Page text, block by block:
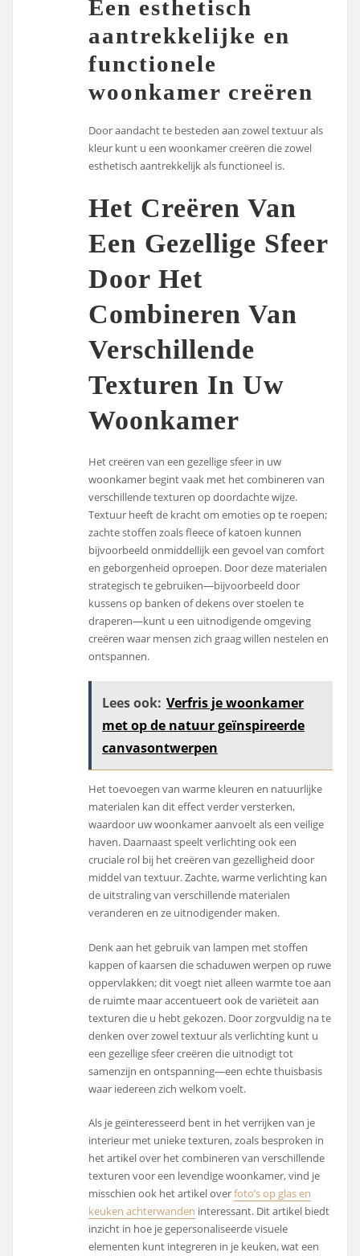
Een esthetisch
aantrekkelijke en
functionele
woonkamer creëren
Door aandacht te besteden aan zowel textuur als
kleur kunt u een woonkamer creëren die zowel
esthetisch aantrekkelijk als functioneel is.
Het Creëren Van
Een Gezellige Sfeer
Door Het
Combineren Van
Verschillende
Texturen In Uw
Woonkamer
Het creëren van een gezellige sfeer in uw
woonkamer begint vaak met het combineren van
verschillende texturen op doordachte wijze.
Textuur heeft de kracht om emoties op te roepen;
zachte stoffen zoals fleece of katoen kunnen
bijvoorbeeld onmiddellijk een gevoel van comfort
en geborgenheid oproepen. Door deze materialen
strategisch te gebruiken—bijvoorbeeld door
kussens op banken of dekens over stoelen te
draperen—kunt u een uitnodigende omgeving
creëren waar mensen zich graag willen nestelen en
ontspannen.
Lees ook: Verfris je woonkamer
met op de natuur geïnspireerde
canvasontwerpen
Het toevoegen van warme kleuren en natuurlijke
materialen kan dit effect verder versterken,
waardoor uw woonkamer aanvoelt als een veilige
haven. Daarnaast speelt verlichting ook een
cruciale rol bij het creëren van gezelligheid door
middel van textuur. Zachte, warme verlichting kan
de uitstraling van verschillende materialen
veranderen en ze uitnodigender maken.
Denk aan het gebruik van lampen met stoffen
kappen of kaarsen die schaduwen werpen op ruwe
oppervlakken; dit voegt niet alleen warmte toe aan
de ruimte maar accentueert ook de variëteit aan
texturen die u hebt gekozen. Door zorgvuldig na te
denken over zowel textuur als verlichting kunt u
een gezellige sfeer creëren die uitnodigt tot
samenzijn en ontspanning—een echte thuisbasis
waar iedereen zich welkom voelt.
Als je geïnteresseerd bent in het verrijken van je
interieur met unieke texturen, zoals besproken in
het artikel over het combineren van verschillende
texturen voor een levendige woonkamer, vind je
misschien ook het artikel overfoto’s op glas en
keuken achterwanden interessant. Dit artikel biedt
inzicht in hoe je gepersonaliseerde visuele
elementen kunt integreren in je keuken, wat een